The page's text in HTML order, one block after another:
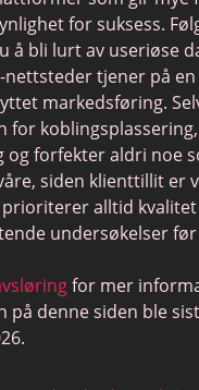
for suksess.
å bli lurt av useriøse
nettsteder tjener på
markedsføring.
for
forfekter aldri noe
siden klienttillit er
prioriterer alltid
undersøkelser før
for mer
på denne siden ble